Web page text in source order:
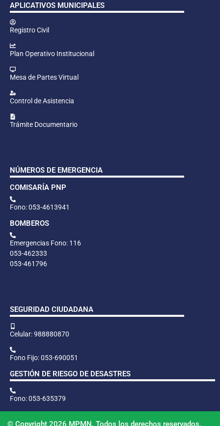
APLICATIVOS MUNICIPALES
Registro Civil
Plan Operativo Institucional
Mesa de Partes Virtual
Control de Asistencia
Trámite Documentario
NÚMEROS DE EMERGENCIA
COMISARÍA PNP
Fono: 053-4613941
BOMBEROS
Emergencias Fono: 116
053-462333
053-461796
SEGURIDAD CIUDADANA
Celular: 988880870
Fono Fijo: 053-690051
GESTIÓN DE RIESGO DE DESASTRES
Fono: 053-635379
© Copyright 2026 MPMN. Todos los derechos reservados.